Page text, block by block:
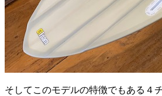
そしてこのモデルの特徴でもある４